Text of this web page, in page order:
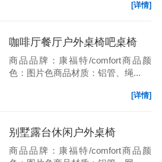
[详情]
咖啡厅餐厅户外桌椅吧桌椅
商品品牌：康福特/comfort商品颜
色：图片色商品材质：铝管、绳...
[详情]
别墅露台休闲户外桌椅
商品品牌：康福特/comfort商品颜